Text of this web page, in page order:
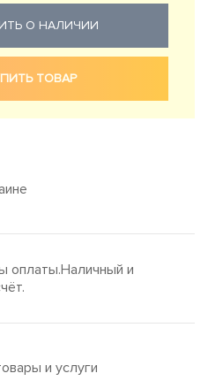
О НАЛИЧИИ
ТОВАР
оплаты.Наличный и
и услуги